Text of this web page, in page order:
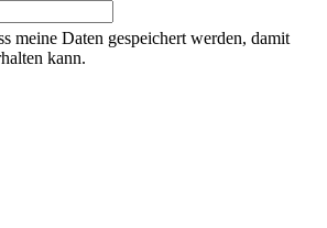
meine Daten gespeichert werden, damit
kann.